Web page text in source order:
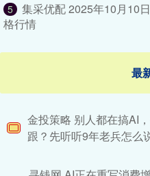
5
集采优配 2025年10月10
格行情
最
金投策略 别人都在搞AI
跟？先听听9年老兵怎么